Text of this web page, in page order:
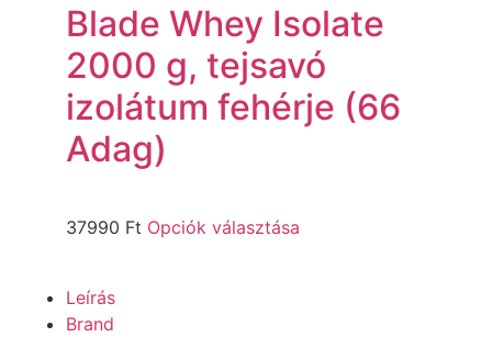
Blade Whey Isolate
2000 g, tejsavó
izolátum fehérje (66
Adag)
37990 Ft Opciók választása
Leírás
Brand